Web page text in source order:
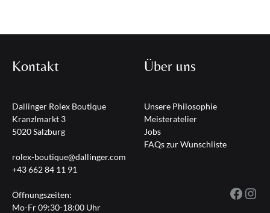
Kontakt
Dallinger Rolex Boutique
Kranzlmarkt 3
5020 Salzburg
rolex-boutique@dallinger.com
+43 662 84 11 91
Öffnungszeiten:
Mo-Fr 09:30-18:00 Uhr
Über uns
Unsere Philosophie
Meisteratelier
Jobs
FAQs zur Wunschliste